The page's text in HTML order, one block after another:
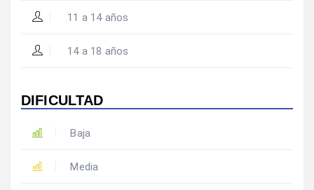
11 a 14 años
14 a 18 años
DIFICULTAD
Baja
Media